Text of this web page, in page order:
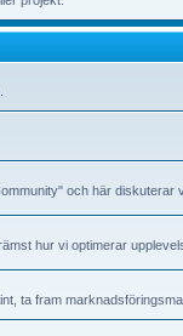
och här diskuterar
hur vi optimerar
ta fram